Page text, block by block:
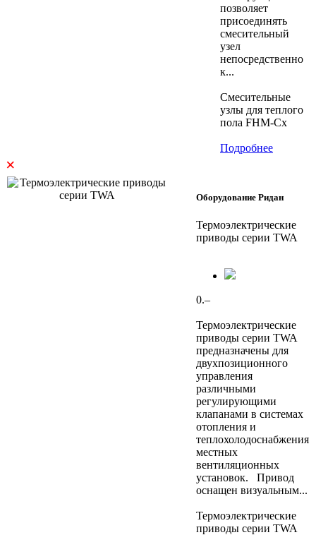
позволяет
присоединять
смесительный
узел
непосредственно
к...
Смесительные
узлы для теплого
пола FHM-Cx
Подробнее
×
Оборудование Ридан
Термоэлектрические
приводы серии TWA
0.–
Термоэлектрические
приводы серии TWA
предназначены для
двухпозиционного
управления
различными
регулирующими
клапанами в системах
отопления и
теплохолодоснабжения
местных
вентиляционных
установок. Привод
оснащен визуальным...
Термоэлектрические
приводы серии TWA